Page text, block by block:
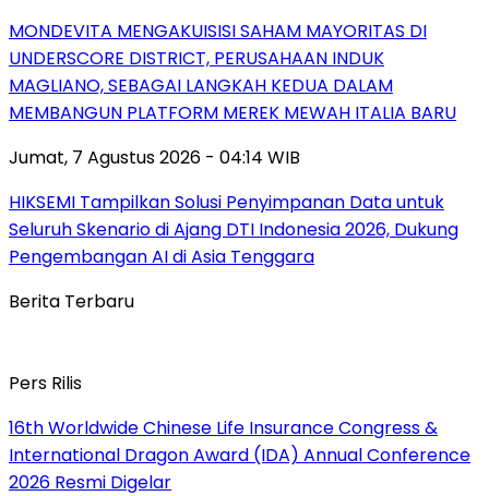
MONDEVITA MENGAKUISISI SAHAM MAYORITAS DI
UNDERSCORE DISTRICT, PERUSAHAAN INDUK
MAGLIANO, SEBAGAI LANGKAH KEDUA DALAM
MEMBANGUN PLATFORM MEREK MEWAH ITALIA BARU
Jumat, 7 Agustus 2026 - 04:14 WIB
HIKSEMI Tampilkan Solusi Penyimpanan Data untuk
Seluruh Skenario di Ajang DTI Indonesia 2026, Dukung
Pengembangan AI di Asia Tenggara
Berita Terbaru
Pers Rilis
16th Worldwide Chinese Life Insurance Congress &
International Dragon Award (IDA) Annual Conference
2026 Resmi Digelar